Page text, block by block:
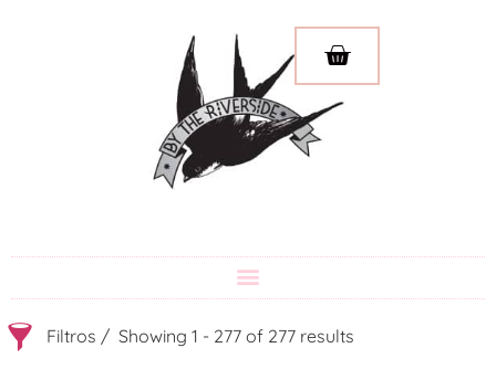
Filtros Showing 1 - 277 of 277 results